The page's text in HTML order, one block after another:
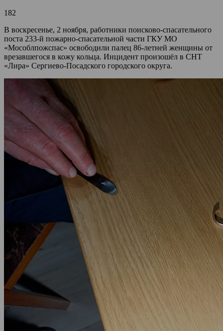
182
В воскресенье, 2 ноября, работники поисково-спасательного
поста 233-й пожарно-спасательной части ГКУ МО
«Мособлпожспас» освободили палец 86-летней женщины от
врезавшегося в кожу кольца. Инцидент произошёл в СНТ
«Лира» Сергиево-Посадского городского округа.